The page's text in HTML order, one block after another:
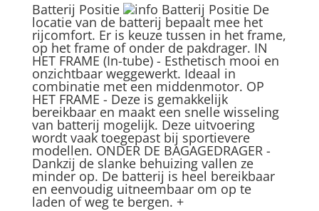
Batterij Positie Batterij Positie De
locatie van de batterij bepaalt mee het
rijcomfort. Er is keuze tussen in het frame,
op het frame of onder de pakdrager. IN
HET FRAME (In-tube) - Esthetisch mooi en
onzichtbaar weggewerkt. Ideaal in
combinatie met een middenmotor. OP
HET FRAME - Deze is gemakkelijk
bereikbaar en maakt een snelle wisseling
van batterij mogelijk. Deze uitvoering
wordt vaak toegepast bij sportievere
modellen. ONDER DE BAGAGEDRAGER -
Dankzij de slanke behuizing vallen ze
minder op. De batterij is heel bereikbaar
en eenvoudig uitneembaar om op te
laden of weg te bergen. +